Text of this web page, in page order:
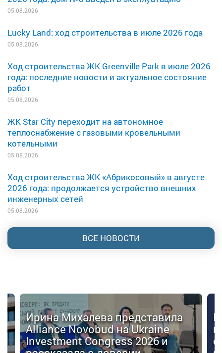
05.08.2026
Lucky Land: ход строительства в июле 2026 года
05.08.2026
Ход строительства ЖК Greenville Park в июле 2026
года: последние новости и актуальное состояние
работ
05.08.2026
ЖК Star City переходит на автономное
теплоснабжение с газовыми кровельными
котельными
05.08.2026
Ход строительства ЖК «Абрикосовый» в августе
2026 года: продолжается устройство внешних
инженерных сетей
05.08.2026
ВСЕ НОВОСТИ
Ирина Михалева представила
Alliance Novobud на Ukraine
Investment Congress 2026 и